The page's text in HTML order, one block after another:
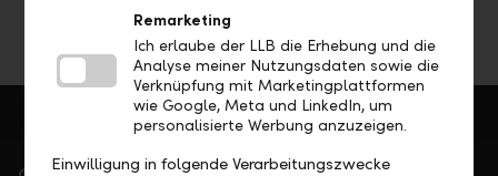
Remarketing
Ich erlaube der LLB die Erhebung und die
Analyse meiner Nutzungsdaten sowie die
Verknüpfung mit Marketingplattformen
wie Google, Meta und LinkedIn, um
personalisierte Werbung anzuzeigen.
Einwilligung in folgende Verarbeitungszwecke